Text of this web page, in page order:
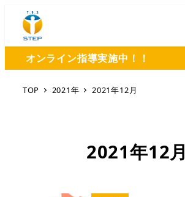
オンライン指導実施中！！
TOP 2021年 2021年12月
2021年12月